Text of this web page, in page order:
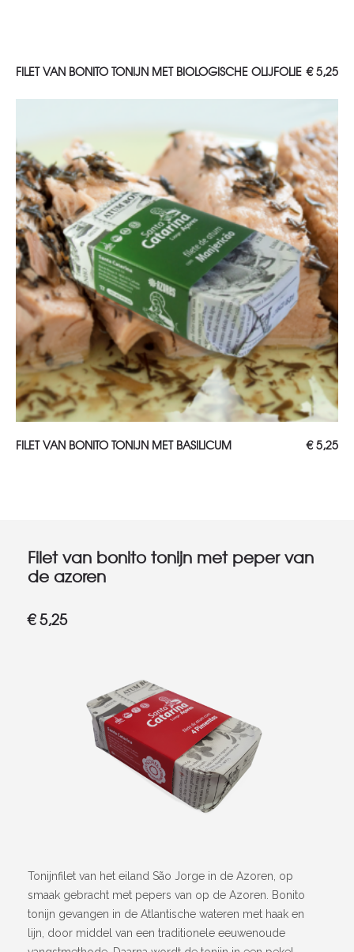
TOEVOEGEN AAN WINKELWAGEN
FILET VAN BONITO TONIJN MET BIOLOGISCHE OLIJFOLIE €5,25
TOEVOEGEN AAN WINKELWAGEN
FILET VAN BONITO TONIJN MET BASILICUM €5,25
Filet van bonito tonijn met peper van
de azoren
€5,25
Tonijnfilet van het eiland São Jorge in de Azoren, op
smaak gebracht met pepers van op de Azoren. Bonito
tonijn gevangen in de Atlantische wateren met haak en
lijn, door middel van een traditionele eeuwenoude